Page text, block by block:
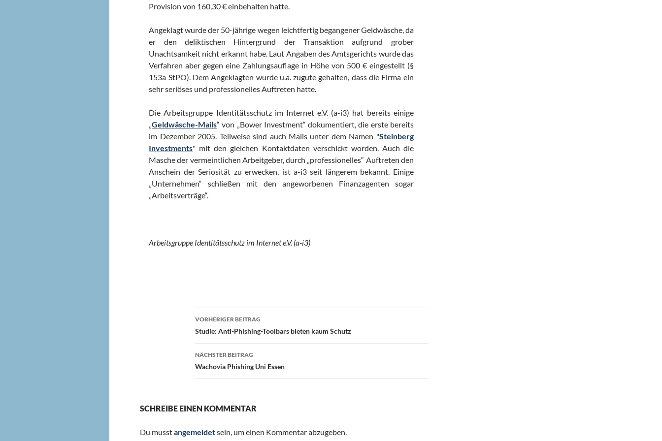
Provision von 160,30 € einbehalten hatte.
Angeklagt wurde der 50-jährige wegen leichtfertig begangener Geldwäsche, da
er den deliktischen Hintergrund der Transaktion aufgrund grober
Unachtsamkeit nicht erkannt habe. Laut Angaben des Amtsgerichts wurde das
Verfahren aber gegen eine Zahlungsauflage in Höhe von 500 € eingestellt (§
153a StPO). Dem Angeklagten wurde u.a. zugute gehalten, dass die Firma ein
sehr seriöses und professionelles Auftreten hatte.
Die Arbeitsgruppe Identitätsschutz im Internet e.V. (a-i3) hat bereits einige
„Geldwäsche-Mails“ von „Bower Investment“ dokumentiert, die erste bereits
im Dezember 2005. Teilweise sind auch Mails unter dem Namen "Steinberg
Investments" mit den gleichen Kontaktdaten verschickt worden. Auch die
Masche der vermeintlichen Arbeitgeber, durch „professionelles“ Auftreten den
Anschein der Seriosität zu erwecken, ist a-i3 seit längerem bekannt. Einige
„Unternehmen“ schließen mit den angeworbenen Finanzagenten sogar
„Arbeitsverträge“.
Arbeitsgruppe Identitätsschutz im Internet e.V. (a-i3)
Beitragsnavigation
VORHERIGER BEITRAG
Studie: Anti-Phishing-Toolbars bieten kaum Schutz
NÄCHSTER BEITRAG
Wachovia Phishing Uni Essen
SCHREIBE EINEN KOMMENTAR
Du musstangemeldetsein, um einen Kommentar abzugeben.